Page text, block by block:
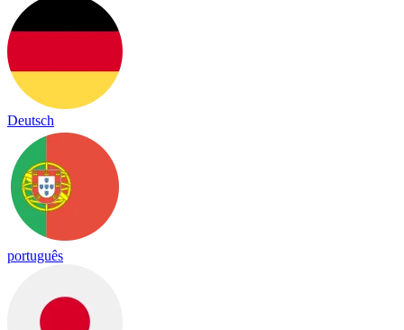
Deutsch
português